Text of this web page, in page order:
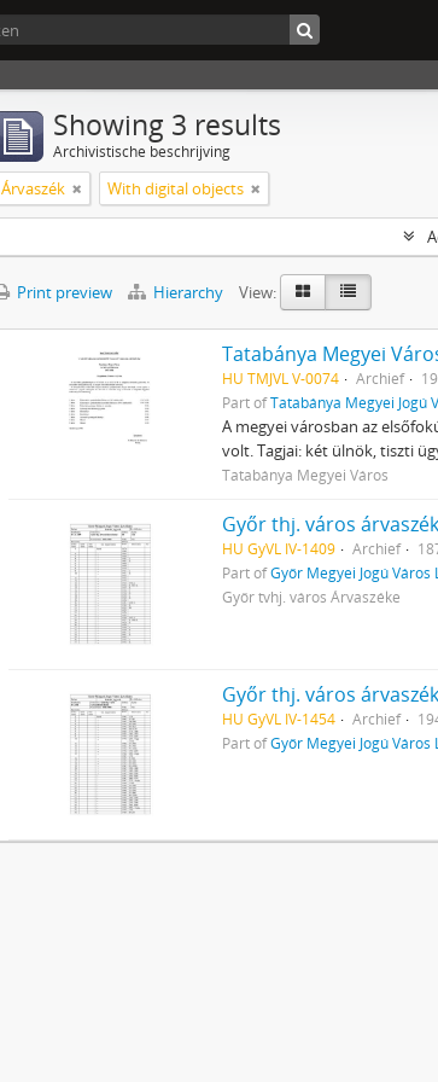
Showing 3 results
Archivistische beschrijving
Árvaszék With digital objects
Print preview Hierarchy View:
Tatabánya Megyei
HU TMJVL V-0074 Archief
Part ofTatabánya Megyei Jogú
A megyei városban az
volt. Tagjai: két ülnök, tiszti
Tatabánya Megyei Város
Győr thj. város
HU GyVL IV-1409 Archief
Part ofGyőr Megyei Jogú Város
Győr tvhj. város Árvaszéke
Győr thj. város
HU GyVL IV-1454 Archief
Part ofGyőr Megyei Jogú Város